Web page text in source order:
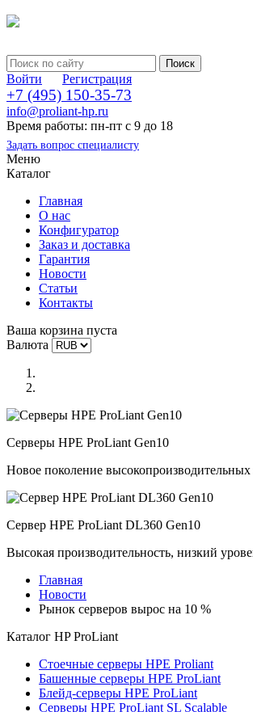
Войти Регистрация
+7 (495) 150-35-73
info@proliant-hp.ru
Время работы: пн-пт с 9 до 18
Задать вопрос специалисту
Меню
Каталог
Главная
О нас
Конфигуратор
Заказ и доставка
Гарантия
Новости
Статьи
Контакты
Ваша корзина пуста
Валюта
Серверы HPE ProLiant Gen10
Новое поколение высокопроизводительных
Сервер HPE ProLiant DL360 Gen10
Высокая производительность, низкий
Главная
Новости
Рынок серверов вырос на 10 %
Каталог HP ProLiant
Стоечные серверы HPE Proliant
Башенные серверы HPE ProLiant
Блейд-серверы HPE ProLiant
Серверы HPE ProLiant SL Scalable